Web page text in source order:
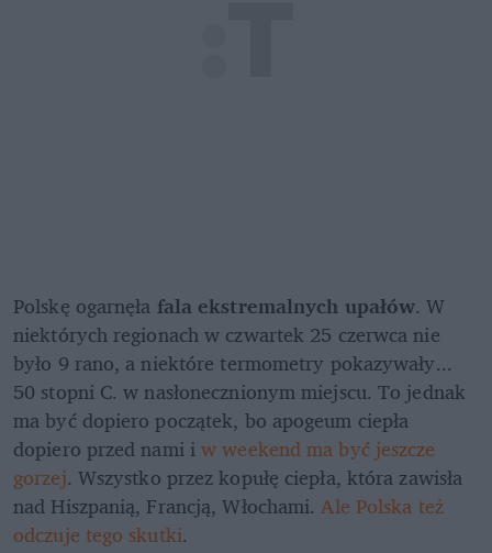
Polskę ogarnęła fala ekstremalnych upałów. W
niektórych regionach w czwartek 25 czerwca nie
było 9 rano, a niektóre termometry pokazywały...
50 stopni C. w nasłonecznionym miejscu. To jednak
ma być dopiero początek, bo apogeum ciepła
dopiero przed nami i w weekend ma być jeszcze
gorzej. Wszystko przez kopułę ciepła, która zawisła
nad Hiszpanią, Francją, Włochami. Ale Polska też
odczuje tego skutki.